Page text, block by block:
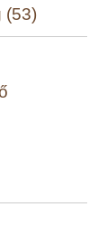
(53)